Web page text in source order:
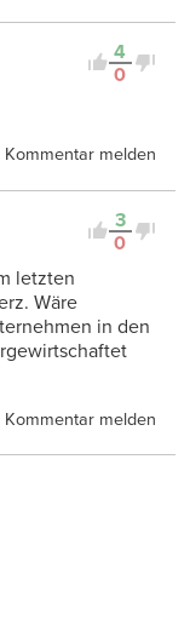
4
0
Kommentar melden
3
0
letzten
Wäre
in den
Kommentar melden